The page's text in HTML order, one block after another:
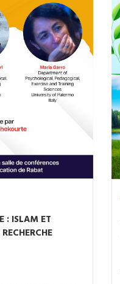
: ISLAM ET